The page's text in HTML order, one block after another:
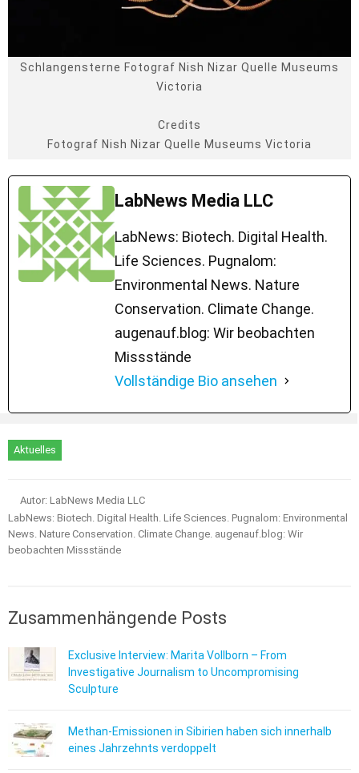
Schlangensterne Fotograf Nish Nizar Quelle Museums
Victoria
Credits
Fotograf Nish Nizar Quelle Museums Victoria
LabNews Media LLC
LabNews: Biotech. Digital Health.
Life Sciences. Pugnalom:
Environmental News. Nature
Conservation. Climate Change.
augenauf.blog: Wir beobachten
Missstände
Vollständige Bio ansehen
Aktuelles
Autor: LabNews Media LLC
LabNews: Biotech. Digital Health. Life Sciences. Pugnalom: Environmental
News. Nature Conservation. Climate Change. augenauf.blog: Wir
beobachten Missstände
Zusammenhängende Posts
Exclusive Interview: Marita Vollborn – From
Investigative Journalism to Uncompromising
Sculpture
Methan-Emissionen in Sibirien haben sich innerhalb
eines Jahrzehnts verdoppelt